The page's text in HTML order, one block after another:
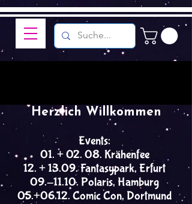
Events:
01. + 02. 08. Krähenfee
12. + 13.09. Fantasypark, Erfurt
09.-11.10. Polaris, Hamburg
05.+06.12. Comic Con, Dortmund
Herzlich Willkommen